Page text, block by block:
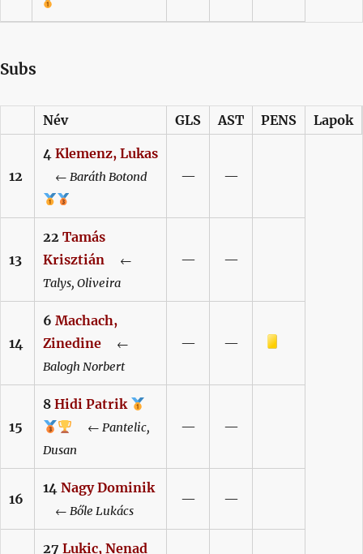
Subs
Név GLS AST PENS Lapok
12
4 Klemenz, Lukas
← Baráth Botond — —
13
22 Tamás
Krisztián
←
Talys, Oliveira
— —
14
6 Machach,
Zinedine
←
Balogh Norbert
— —
Sárga lap
15
8 Hidi Patrik
←Pantelic,
Dusan
— —
16
14 Nagy Dominik
← Bőle Lukács
— —
27 Lukic, Nenad